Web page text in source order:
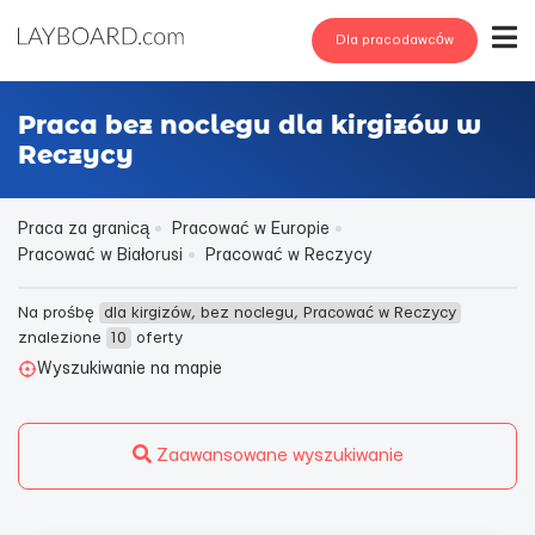
Dla pracodawców
Praca bez noclegu dla kirgizów w
Reczycy
Praca za granicą
Pracować w Europie
Pracować w Białorusi
Pracować w Reczycy
Na prośbę dla kirgizów, bez noclegu, Pracować w Reczycy
znalezione
10
oferty
Wyszukiwanie na mapie
Zaawansowane wyszukiwanie